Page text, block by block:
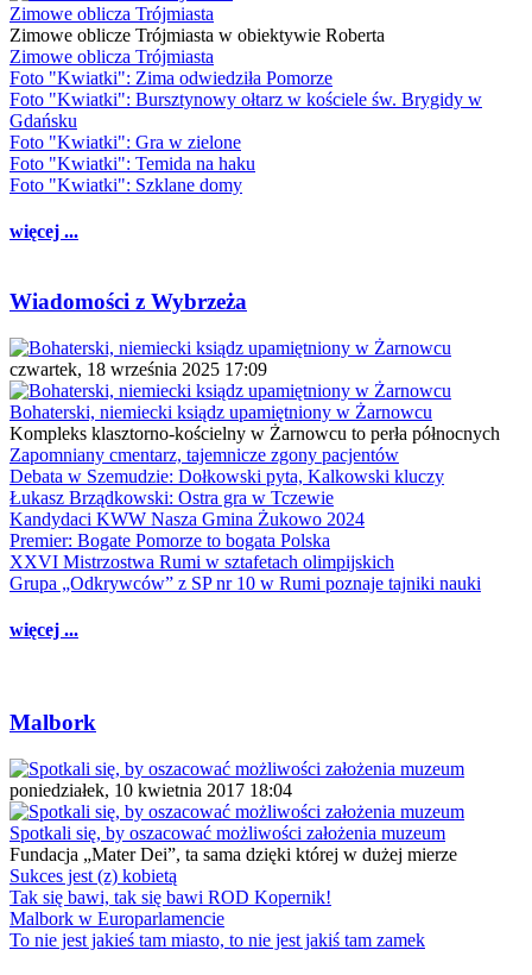
Zimowe oblicza Trójmiasta
Zimowe oblicze Trójmiasta w obiektywie Roberta
Zimowe oblicza Trójmiasta
Foto "Kwiatki": Zima odwiedziła Pomorze
Foto "Kwiatki": Bursztynowy ołtarz w kościele św. Brygidy w
Gdańsku
Foto "Kwiatki": Gra w zielone
Foto "Kwiatki": Temida na haku
Foto "Kwiatki": Szklane domy
więcej ...
Wiadomości z Wybrzeża
czwartek, 18 września 2025 17:09
Bohaterski, niemiecki ksiądz upamiętniony w Żarnowcu
Kompleks klasztorno-kościelny w Żarnowcu to perła północnych
Zapomniany cmentarz, tajemnicze zgony pacjentów
Debata w Szemudzie: Dołkowski pyta, Kalkowski kluczy
Łukasz Brządkowski: Ostra gra w Tczewie
Kandydaci KWW Nasza Gmina Żukowo 2024
Premier: Bogate Pomorze to bogata Polska
XXVI Mistrzostwa Rumi w sztafetach olimpijskich
Grupa „Odkrywców” z SP nr 10 w Rumi poznaje tajniki nauki
więcej ...
Malbork
poniedziałek, 10 kwietnia 2017 18:04
Spotkali się, by oszacować możliwości założenia muzeum
Fundacja „Mater Dei”, ta sama dzięki której w dużej mierze
Sukces jest (z) kobietą
Tak się bawi, tak się bawi ROD Kopernik!
Malbork w Europarlamencie
To nie jest jakieś tam miasto, to nie jest jakiś tam zamek